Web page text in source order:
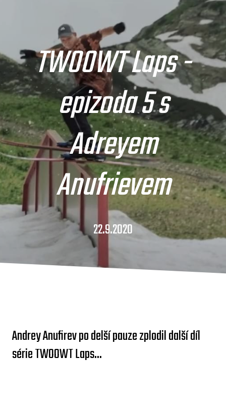
TWOOWT Laps -
epizoda 5 s
Adreyem
Anufrievem
22.9.2020
Andrey Anufirev po delší pauze zplodil další díl
série TWOOWT Laps...